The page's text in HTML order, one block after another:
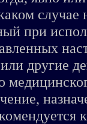
случае
при
другие